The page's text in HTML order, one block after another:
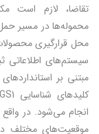
تقاضا، لازم است
محموله‌ها در مسیر
محل قرارگیری
سیستم‌های
کلیدهای شناسایی GS1 به‌ نام شماره جهانی مکان (
موقعیت‌های مختلف